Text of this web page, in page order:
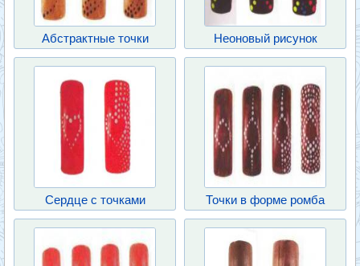
Абстрактные точки Неоновый рисунок
Сердце с точками Точки в форме ромба